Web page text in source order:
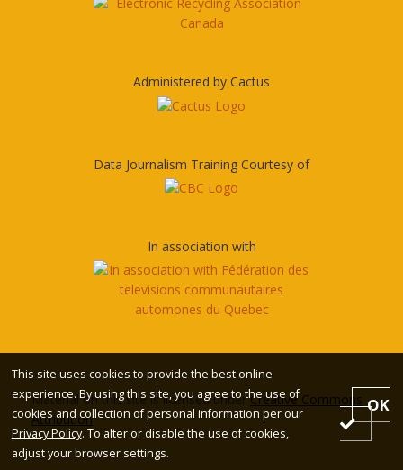
Administered by Cactus
Data Journalism Training Courtesy of
In association with
Material on this site is licensed underCreative Commons
Attribution
This site uses cookies to provide the best online
experience. By using this site, you agree to the use of
cookies and collection of personal information per our
Privacy Policy. To alter or disable the use of cookies,
adjust your browser settings.
OK